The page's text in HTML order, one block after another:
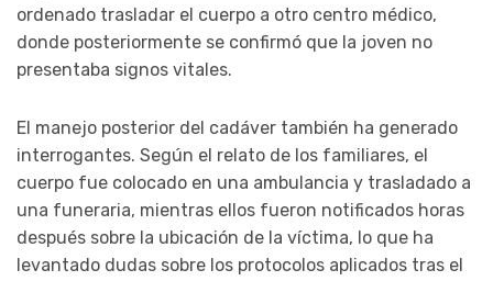
ordenado trasladar el cuerpo a otro centro médico,
donde posteriormente se confirmó que la joven no
presentaba signos vitales.
El manejo posterior del cadáver también ha generado
interrogantes. Según el relato de los familiares, el
cuerpo fue colocado en una ambulancia y trasladado a
una funeraria, mientras ellos fueron notificados horas
después sobre la ubicación de la víctima, lo que ha
levantado dudas sobre los protocolos aplicados tras el